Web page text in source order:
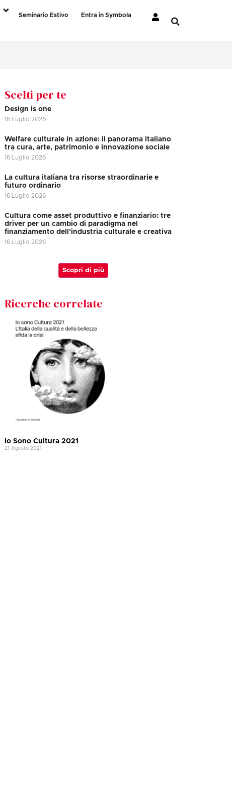
Seminario Estivo
Entra in Symbola
Scelti per te
Design is one
16 Luglio 2026
Welfare culturale in azione: il panorama italiano
tra cura, arte, patrimonio e innovazione sociale
16 Luglio 2026
La cultura italiana tra risorse straordinarie e
futuro ordinario
16 Luglio 2026
Cultura come asset produttivo e finanziario: tre
driver per un cambio di paradigma nel
finanziamento dell’industria culturale e creativa
16 Luglio 2026
Scopri di più
Ricerche correlate
Io Sono Cultura 2021
21 Agosto 2021